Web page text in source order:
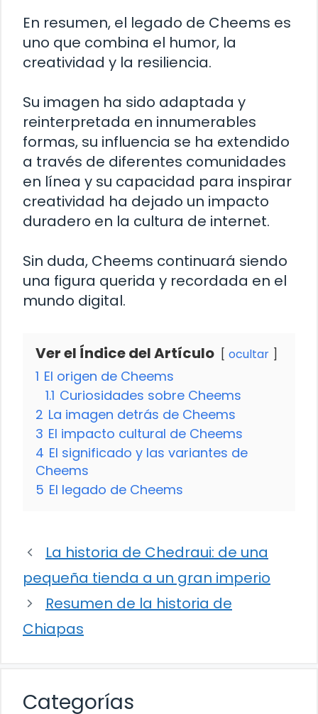
En resumen, el legado de Cheems es
uno que combina el humor, la
creatividad y la resiliencia.
Su imagen ha sido adaptada y
reinterpretada en innumerables
formas, su influencia se ha extendido
a través de diferentes comunidades
en línea y su capacidad para inspirar
creatividad ha dejado un impacto
duradero en la cultura de internet.
Sin duda, Cheems continuará siendo
una figura querida y recordada en el
mundo digital.
Ver el Índice del Artículo ocultar
1 El origen de Cheems
1.1 Curiosidades sobre Cheems
2 La imagen detrás de Cheems
3 El impacto cultural de Cheems
4 El significado y las variantes de
Cheems
5 El legado de Cheems
La historia de Chedraui: de una
pequeña tienda a un gran imperio
Resumen de la historia de
Chiapas
Categorías